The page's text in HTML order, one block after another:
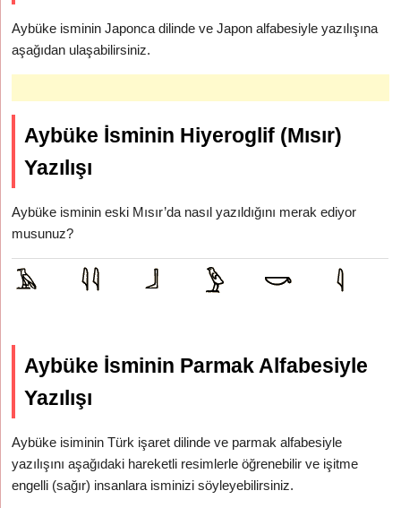
Aybüke isminin Japonca dilinde ve Japon alfabesiyle yazılışına
aşağıdan ulaşabilirsiniz.
Aybüke İsminin Hiyeroglif (Mısır)
Yazılışı
Aybüke isminin eski Mısır’da nasıl yazıldığını merak ediyor
musunuz?
Aybüke İsminin Parmak Alfabesiyle
Yazılışı
Aybüke isiminin Türk işaret dilinde ve parmak alfabesiyle
yazılışını aşağıdaki hareketli resimlerle öğrenebilir ve işitme
engelli (sağır) insanlara isminizi söyleyebilirsiniz.